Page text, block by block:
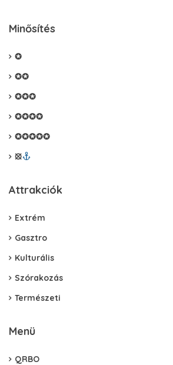
Minősítés
✪
✪✪
✪✪✪
✪✪✪✪
✪✪✪✪✪
⦻
Attrakciók
Extrém
Gasztro
Kulturális
Szórakozás
Természeti
Menü
QRBO